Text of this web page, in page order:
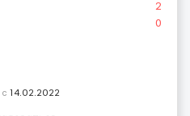
2
0
с 14.02.2022